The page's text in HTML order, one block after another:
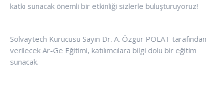
katkı sunacak önemli bir etkinliği sizlerle buluşturuyoruz!
Solvaytech Kurucusu Sayın Dr. A. Özgür POLAT tarafından
verilecek Ar-Ge Eğitimi, katılımcılara bilgi dolu bir eğitim
sunacak.